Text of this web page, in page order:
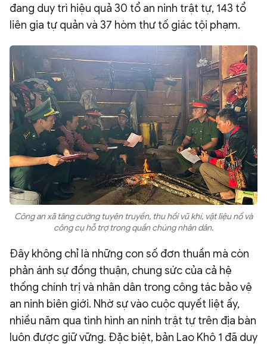
đang duy trì hiệu quả 30 tổ an ninh trật tự, 143 tổ
liên gia tự quản và 37 hòm thư tố giác tội phạm.
Công an xã tăng cường tuyên truyền, thu hồi vũ khí, vật liệu nổ và
công cụ hỗ trợ trong quần chúng nhân dân.
Đây không chỉ là những con số đơn thuần mà còn
phản ánh sự đồng thuận, chung sức của cả hệ
thống chính trị và nhân dân trong công tác bảo vệ
an ninh biên giới. Nhờ sự vào cuộc quyết liệt ấy,
nhiều năm qua tình hình an ninh trật tự trên địa bàn
luôn được giữ vững. Đặc biệt, bản Lao Khô 1 đã duy